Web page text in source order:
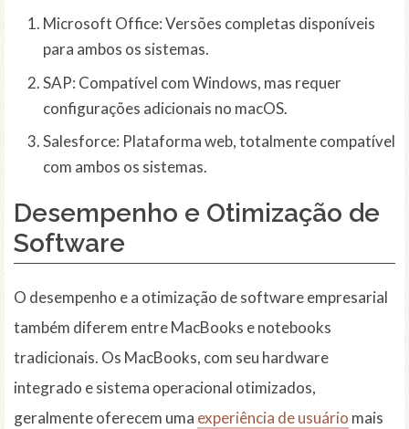
Microsoft Office: Versões completas disponíveis
para ambos os sistemas.
SAP: Compatível com Windows, mas requer
configurações adicionais no macOS.
Salesforce: Plataforma web, totalmente compatível
com ambos os sistemas.
Desempenho e Otimização de
Software
O desempenho e a otimização de software empresarial
também diferem entre MacBooks e notebooks
tradicionais. Os MacBooks, com seu hardware
integrado e sistema operacional otimizados,
geralmente oferecem uma experiência de usuário mais